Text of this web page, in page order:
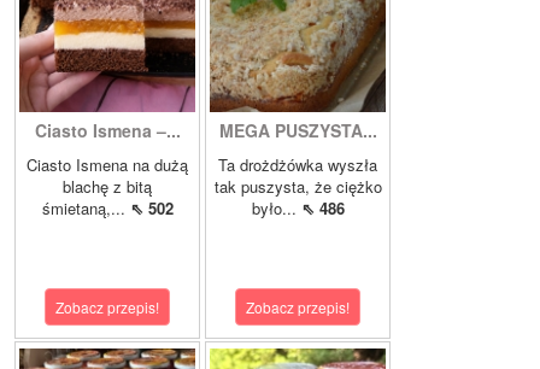
Ciasto Ismena –...
Ciasto Ismena na dużą
blachę z bitą
śmietaną,... ⇖ 502
Zobacz przepis!
MEGA PUSZYSTA...
Ta drożdżówka wyszła
tak puszysta, że ciężko
było... ⇖ 486
Zobacz przepis!